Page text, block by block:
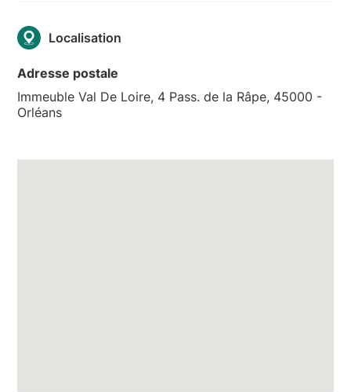
Localisation
Adresse postale
Immeuble Val De Loire, 4 Pass. de la Râpe, 45000 -
Orléans